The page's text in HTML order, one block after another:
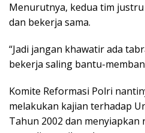
Menurutnya, kedua tim
dan bekerja sama.
“Jadi jangan khawatir ada
bekerja saling bantu-
Komite Reformasi Polri
melakukan kajian terhadap
Tahun 2002 dan